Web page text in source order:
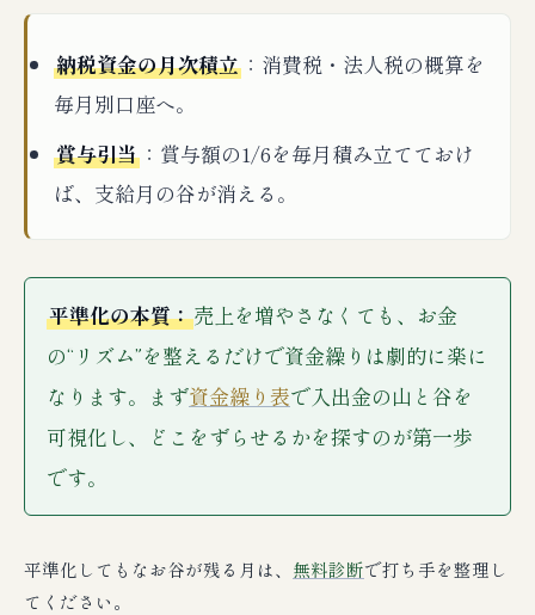
納税資金の月次積立 ：消費税・法人税の概算を
毎月別口座へ。
賞与引当 ：賞与額の1/6を毎月積み立てておけ
ば、支給月の谷が消える。
平準化の本質：売上を増やさなくても、お金
の“リズム”を整えるだけで資金繰りは劇的に楽に
なります。まず資金繰り表で入出金の山と谷を
可視化し、どこをずらせるかを探すのが第一歩
です。
平準化してもなお谷が残る月は、 無料診断で打ち手を整理し
てください。